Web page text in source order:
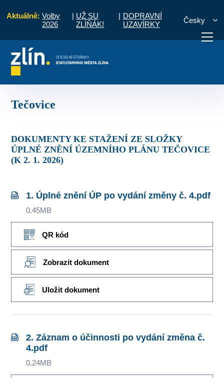
Aktuálně: Volby
2026
| UŽ SU
ZLÍŇÁK!
| DOPRAVNÍ
UZAVÍRKY
Česky
vyřídit
Tečovice
DOKUMENTY KE STAŽENÍ ZE SLOŽKY
ÚPLNÉ ZNĚNÍ ÚZEMNÍHO PLÁNU TEČOVICE
(K 2. 1. 2026)
1. Úplné znění ÚP po vydání změny č. 4.pdf
0.45MB
QR kód
Zobrazit dokument
Uložit dokument
2. Záznam o účinnosti po vydání změna č.
4.pdf
0.24MB